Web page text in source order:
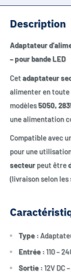
Description
Adaptateur
– pour bande LED
Cetadaptateur
alimenter en
modèles5050,
une alimentation
Compatible avec
pour une
secteur peut être
(livraison selon
Type :
Entrée :110 –
Sortie :12V DC